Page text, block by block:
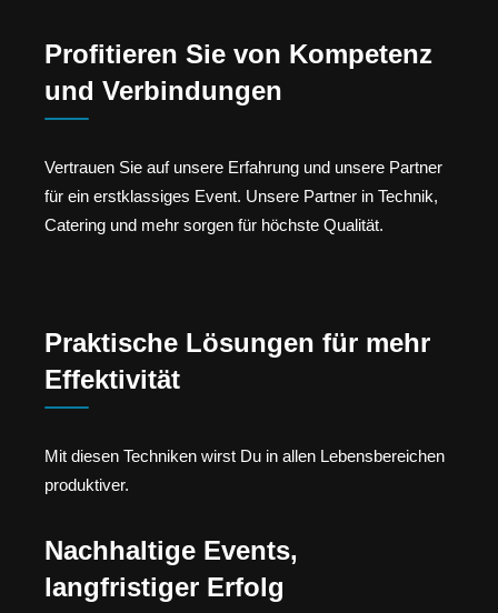
Profitieren Sie von Kompetenz
und Verbindungen
Vertrauen Sie auf unsere Erfahrung und unsere Partner
für ein erstklassiges Event. Unsere Partner in Technik,
Catering und mehr sorgen für höchste Qualität.
Praktische Lösungen für mehr
Effektivität
Mit diesen Techniken wirst Du in allen Lebensbereichen
produktiver.
Nachhaltige Events,
langfristiger Erfolg